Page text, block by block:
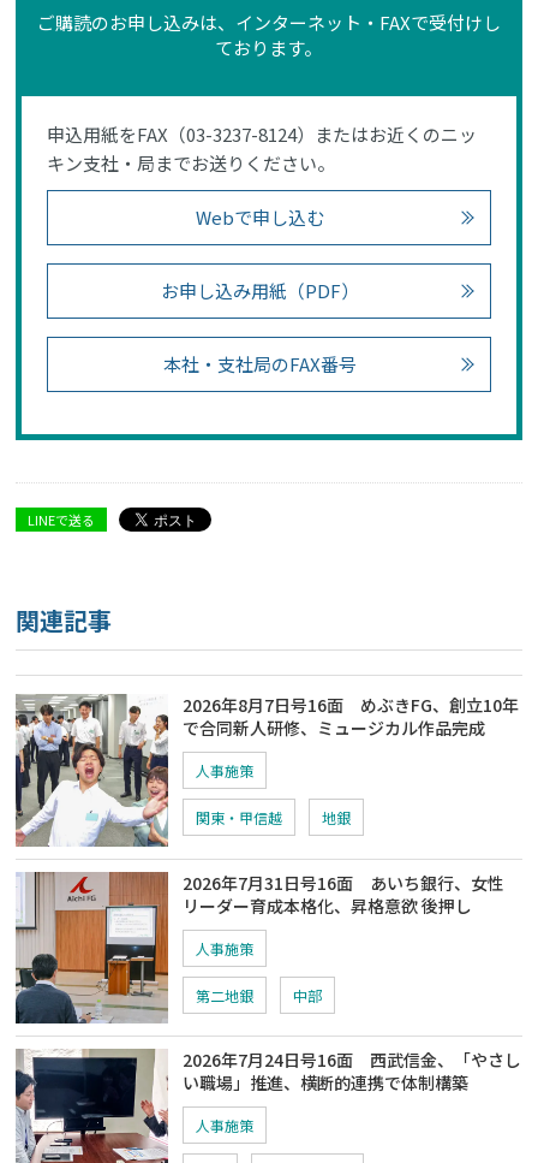
ご購読のお申し込みは、インターネット・FAXで受付けし
ております。
申込用紙をFAX（03-3237-8124）またはお近くのニッ
キン支社・局までお送りください。
Webで申し込む
お申し込み用紙（PDF）
本社・支社局のFAX番号
LINEで送る
関連記事
2026年8月7日号16面 めぶきFG、創立10年
で合同新人研修、ミュージカル作品完成
人事施策
関東・甲信越 地銀
2026年7月31日号16面 あいち銀行、女性
リーダー育成本格化、昇格意欲 後押し
人事施策
第二地銀 中部
2026年7月24日号16面 西武信金、「やさし
い職場」推進、横断的連携で体制構築
人事施策